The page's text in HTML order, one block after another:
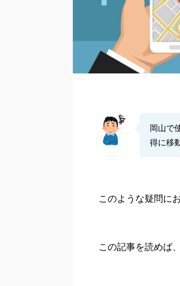
岡山で
得に移
このような疑問に
この記事を読めば、